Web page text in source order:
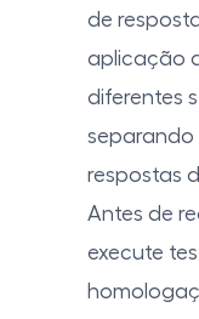
de
aplicação
diferentes
separando
respostas
Antes de
execute